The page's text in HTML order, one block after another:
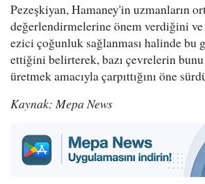
Pezeşkiyan, Hamaney'in uzmanların
değerlendirmelerine önem verdiğini
ezici çoğunluk sağlanması halinde bu
ettiğini belirterek, bazı çevrelerin
üretmek amacıyla çarpıttığını öne
Kaynak: Mepa News